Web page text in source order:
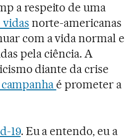
a respeito de uma
vidas norte-americanas
com a vida normal e
pela ciência. A
diante da crise
é prometer a
19. Eu a entendo, eu a